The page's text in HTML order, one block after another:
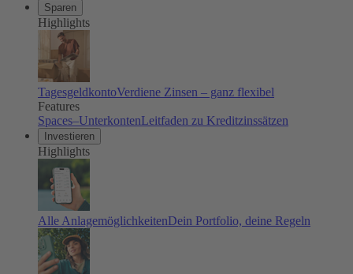
Sparen
Highlights
TagesgeldkontoVerdiene Zinsen – ganz flexibel
Features
Spaces–UnterkontenLeitfaden zu Kreditzinssätzen
Investieren
Highlights
Alle AnlagemöglichkeitenDein Portfolio, deine Regeln